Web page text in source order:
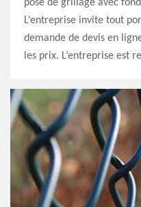
pose de grillage avec
L’entreprise invite tout
demande de devis en
les prix. L’entreprise est